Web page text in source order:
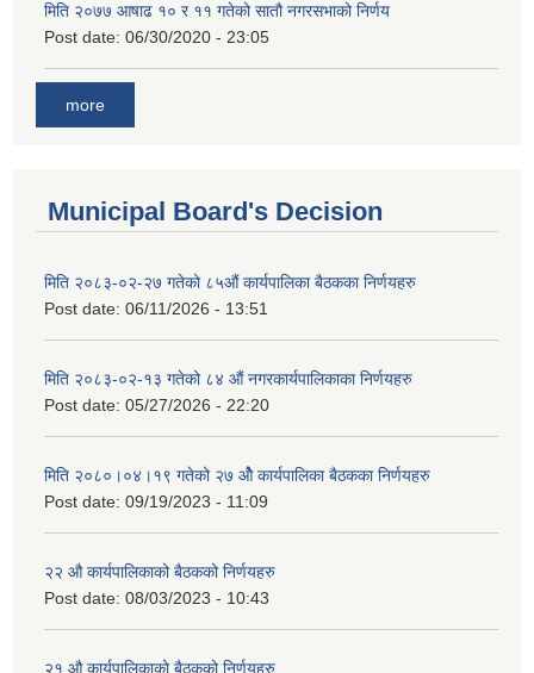
मिति २०७७ आषाढ १० र ११ गतेको सातौ नगरसभाको निर्णय
Post date: 06/30/2020 - 23:05
more
Municipal Board's Decision
मिति २०८३-०२-२७ गतेको ८५औं कार्यपालिका बैठकका निर्णयहरु
Post date: 06/11/2026 - 13:51
मिति २०८३-०२-१३ गतेको ८४ औं नगरकार्यपालिकाका निर्णयहरु
Post date: 05/27/2026 - 22:20
मिति २०८०।०४।१९ गतेको २७ ‌‍‌ओेै कार्यपालिका बैठकका निर्णयहरु
Post date: 09/19/2023 - 11:09
२‍२ औ कार्यपालिकाको बैठकको निर्णयहरु
Post date: 08/03/2023 - 10:43
२‍१ औ कार्यपालिकाको बैठकको निर्णयहरु